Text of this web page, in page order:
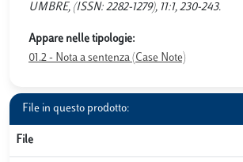
UMBRE, (ISSN: 2282-1279), 11:1, 230-243.
Appare nelle tipologie:
01.2 - Nota a sentenza (Case Note)
File in questo prodotto:
File